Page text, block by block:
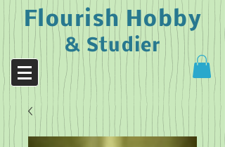
Flourish Hobby
& Studier